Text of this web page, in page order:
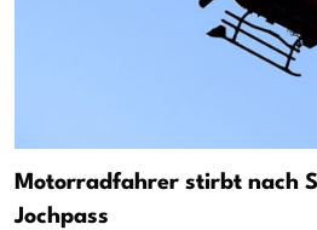
Motorradfahrer stirbt nach
Jochpass